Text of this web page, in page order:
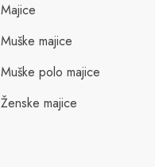
Majice
Muške majice
Muške polo majice
Ženske majice